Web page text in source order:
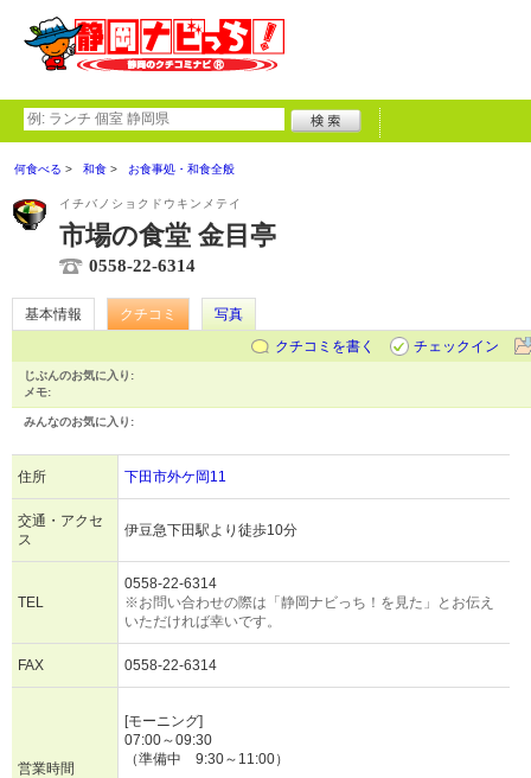
何食べる 和食 お食事処・和食全般
イチバノショクドウキンメテイ
市場の食堂 金目亭
0558-22-6314
基本情報 クチコミ
写真
クチコミを書く
チェックイン
じぶんのお気に入り:
メモ:
みんなのお気に入り:
住所 下田市外ケ岡11
交通・アクセ
ス
伊豆急下田駅より徒歩10分
TEL
0558-22-6314
※お問い合わせの際は「静岡ナビっち！を見た」とお伝え
いただければ幸いです。
FAX 0558-22-6314
営業時間
[モーニング]
07:00～09:30
（準備中 9:30～11:00）